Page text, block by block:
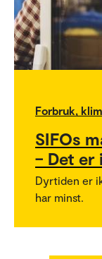
Forbruk,
SIFOs
– Det er
Dyrtiden er
har minst.